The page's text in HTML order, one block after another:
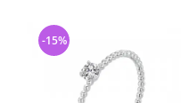
-15%